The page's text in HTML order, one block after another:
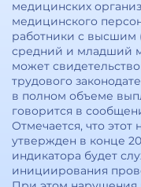
медицинских
медицинского
работники с высшим
средний и младший
может
трудового
в полном объеме
говорится в
Отмечается, что
утвержден в конце
индикатора будет
инициирования